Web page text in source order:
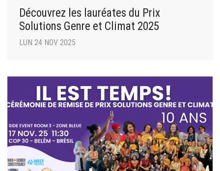
Découvrez les lauréates du Prix
Solutions Genre et Climat 2025
LUN 24 NOV 2025